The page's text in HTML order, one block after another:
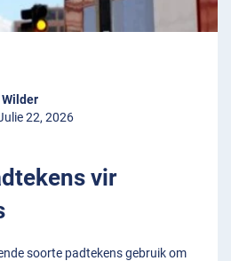
Wilder
22, 2026
vir
soorte padtekens gebruik om